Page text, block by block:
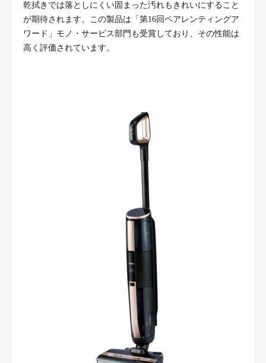
乾拭きでは落としにくい固まった汚れもきれいにすること
が期待されます。この製品は「第16回ペアレンティングア
ワード」モノ・サービス部門も受賞しており、その性能は
高く評価されています。